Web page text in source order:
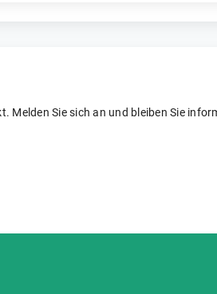
Melden Sie sich an und bleiben Sie